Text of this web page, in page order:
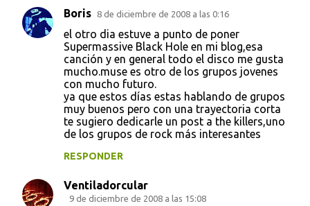
Boris 8 de diciembre de 2008 a las 0:16
el otro dia estuve a punto de poner
Supermassive Black Hole en mi blog,esa
canción y en general todo el disco me gusta
mucho.muse es otro de los grupos jovenes
con mucho futuro.
ya que estos días estas hablando de grupos
muy buenos pero con una trayectoria corta
te sugiero dedicarle un post a the killers,uno
de los grupos de rock más interesantes
RESPONDER
Ventiladorcular
9 de diciembre de 2008 a las 15:08